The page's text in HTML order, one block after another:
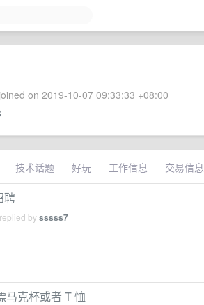
on 2019-10-07 09:33:33 +08:00
技术话题 好玩 工作信息 交易信息
聘
bysssss7
马克杯或者 T 恤